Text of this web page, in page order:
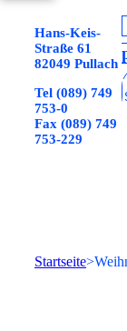
Hans-Keis-
Straße 61
82049 Pullach
Tel (089) 749
753-0
Fax (089) 749
753-229
Startseite